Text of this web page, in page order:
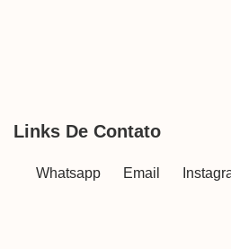
Links De Contato
Whatsapp Email